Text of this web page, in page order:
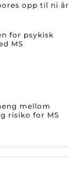
opp til ni år
for psykisk
MS
mellom
risiko for MS